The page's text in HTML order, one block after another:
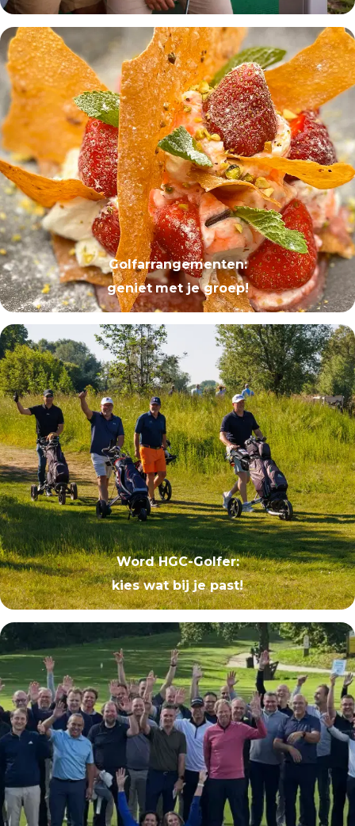
Golfarrangementen:
geniet met je groep!
Word HGC-Golfer:
kies wat bij je past!